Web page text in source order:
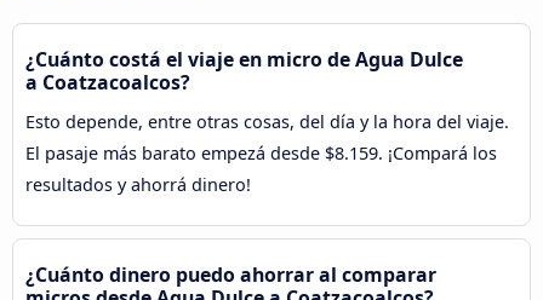
¿Cuánto costá el viaje en micro de Agua Dulce
a Coatzacoalcos?
Esto depende, entre otras cosas, del día y la hora del viaje.
El pasaje más barato empezá desde $8.159. ¡Compará los
resultados y ahorrá dinero!
¿Cuánto dinero puedo ahorrar al comparar